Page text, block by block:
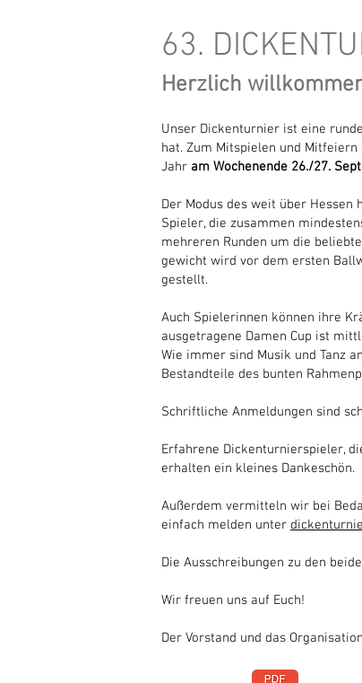
63.
Herzlich
Unser Dickenturnier ist eine
hat. Zum Mitspielen und
Jahr am Wochenende 26./27.
Der Modus des weit über
Spieler, die zusammen
mehreren Runden um die
gewicht wird vor dem ersten
gestellt.
Auch Spielerinnen können ihre
ausgetragene Damen Cup ist
Wie immer sind Musik und Tanz
Bestandteile des bunten
Schriftliche Anmeldungen sind
Erfahrene Dickenturnierspieler,
erhalten ein kleines Dankeschön.
Außerdem vermitteln wir bei
einfach melden unter
Die Ausschreibungen zu den
Wir freuen uns auf Euch!
Der Vorstand und das